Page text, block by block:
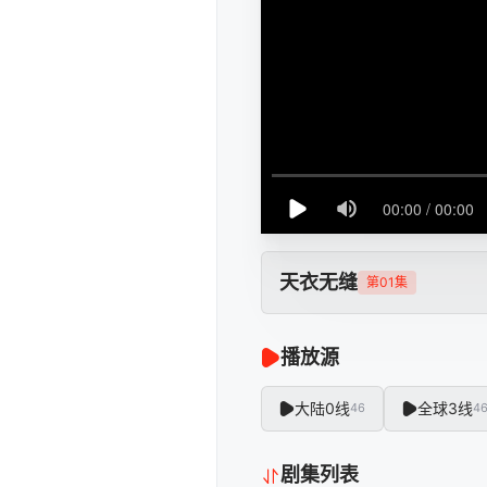
天衣无缝 第01集
播放源
大陆0线46 全球3线46
剧集列表